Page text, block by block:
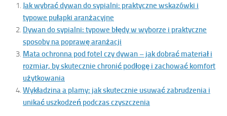
Jak wybrać dywan do sypialni: praktyczne wskazówki i
typowe pułapki aranżacyjne
Dywan do sypialni: typowe błędy w wyborze i praktyczne
sposoby na poprawę aranżacji
Mata ochronna pod fotel czy dywan – jak dobrać materiał i
rozmiar, by skutecznie chronić podłogę i zachować komfort
użytkowania
Wykładzina a plamy: jak skutecznie usuwać zabrudzenia i
unikać uszkodzeń podczas czyszczenia